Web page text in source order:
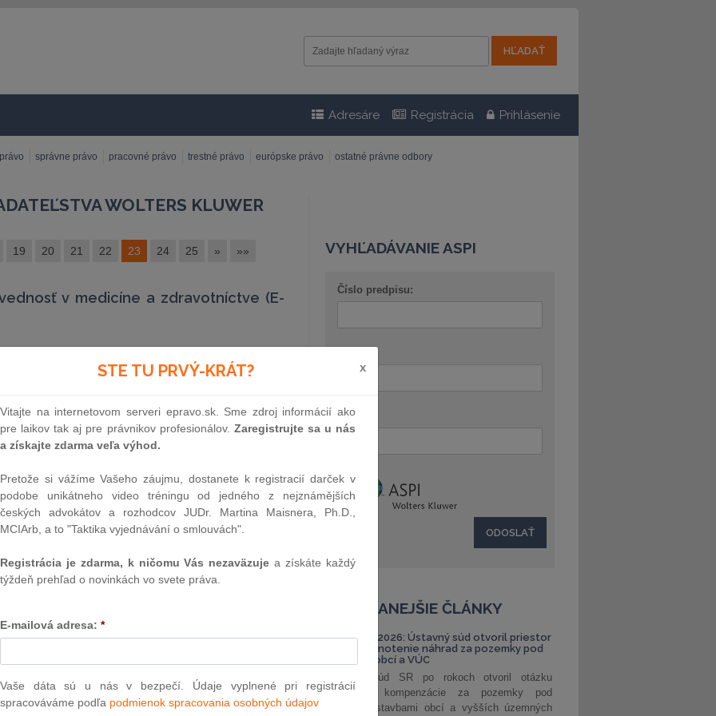
Adresáre Registrácia Prihlásenie
správne právo pracovné právo trestné právo európske právo ostatné právne odbory
WOLTERS KLUWER
19 20 21 22 23 24 25 » »»
v medicíne a zdravotníctve (E-
„Právna zodpovednosť v medicíne a zdravotníctve“ je 2.
vydaním publikácie s názvom „Súčasné dimenzie
v medicíne a zdravotníctve“ z roku 2014. Spomínaná...
financie
komplexný pohľad na oblasť medzinárodných financií,
aparát, hlavné zásady a fungovanie mechanizmu
vzťahov, nástroje a inštitúcie, ktoré v tejto oblasti...
(E-kniha)
komplexný pohľad na oblasť medzinárodných financií,
aparát, hlavné zásady a fungovanie mechanizmu
vzťahov, nástroje a inštitúcie, ktoré v tejto oblasti...
pre manažérov (E-kniha)
Anna Neumannová
VYHĽADÁVANIE ASPI
Číslo predpisu:
Text:
NAJČÍTANEJŠIE ČLÁNKY
PLz. ÚS 1/2026: Ústavný súd otvoril priestor
na prehodnotenie náhrad za pozemky pod
stavbami obcí a VÚC
Ústavný súd SR po rokoch otvoril otázku
primeranej kompenzácie za pozemky pod
verejnými stavbami obcí a vyšších územných
STE TU PRVÝ-KRÁT? x
Vitajte na internetovom serveri epravo.sk. Sme zdroj informácií ako
pre laikov tak aj pre právnikov profesionálov. Zaregistrujte sa u nás
a získajte zdarma veľa výhod.
Pretože si vážíme Vašeho záujmu, dostanete k registracií darček v
podobe unikátneho video tréningu od jedného z nejznámějších
českých advokátov a rozhodcov JUDr. Martina Maisnera, Ph.D.,
MCIArb, a to "Taktika vyjednávání o smlouvách".
Registrácia je zdarma, k ničomu Vás nezaväzuje a získáte každý
týždeň prehľad o novinkách vo svete práva.
E-mailová adresa: *
Vaše dáta sú u nás v bezpečí. Údaje vyplnené pri registrácií
spracováváme podľa podmienok spracovania osobných údajov